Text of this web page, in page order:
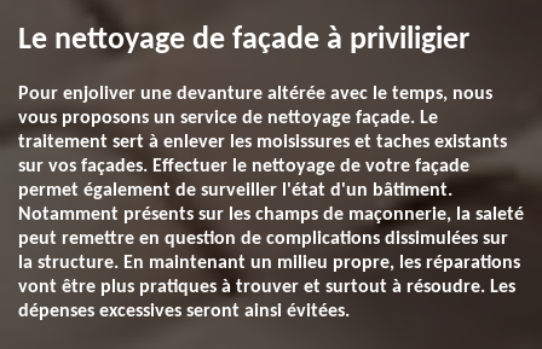
Le nettoyage de façade à priviligier
Pour enjoliver une devanture altérée avec le temps, nous
vous proposons un service de nettoyage façade. Le
traitement sert à enlever les moisissures et taches existants
sur vos façades. Effectuer le nettoyage de votre façade
permet également de surveiller l'état d'un bâtiment.
Notamment présents sur les champs de maçonnerie, la saleté
peut remettre en question de complications dissimulées sur
la structure. En maintenant un milieu propre, les réparations
vont être plus pratiques à trouver et surtout à résoudre. Les
dépenses excessives seront ainsi évitées.